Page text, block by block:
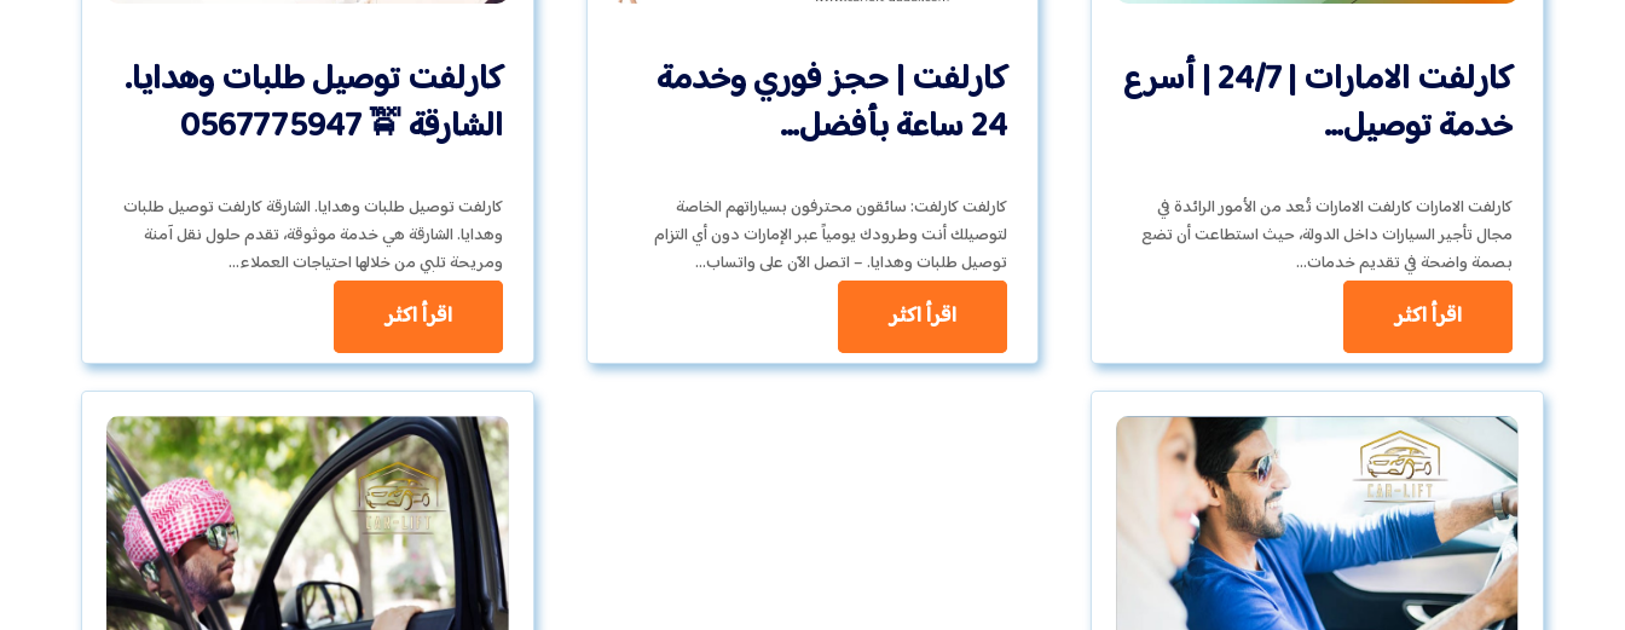
كارلفت الامارات | 24/7 | أسرع
خدمة توصيل…
كارلفت الامارات كارلفت الامارات تُعد من الأمور الرائدة في
مجال تأجير السيارات داخل الدولة، حيث استطاعت أن تضع
بصمة واضحة في تقديم خدمات…
اقرأ اكثر
كارلفت | حجز فوري وخدمة
24 ساعة بأفضل…
كارلفت كارلفت: سائقون محترفون بسياراتهم الخاصة
لتوصيلك أنت وطرودك يومياً عبر الإمارات دون أي التزام
توصيل طلبات وهدايا. – اتصل الآن على واتساب…
اقرأ اكثر
كارلفت توصيل طلبات وهدايا.
الشارقة 🚖 0567775947
كارلفت توصيل طلبات وهدايا. الشارقة كارلفت توصيل طلبات
وهدايا. الشارقة هي خدمة موثوقة، تقدم حلول نقل آمنة
ومريحة تلبي من خلالها احتياجات العملاء…
اقرأ اكثر